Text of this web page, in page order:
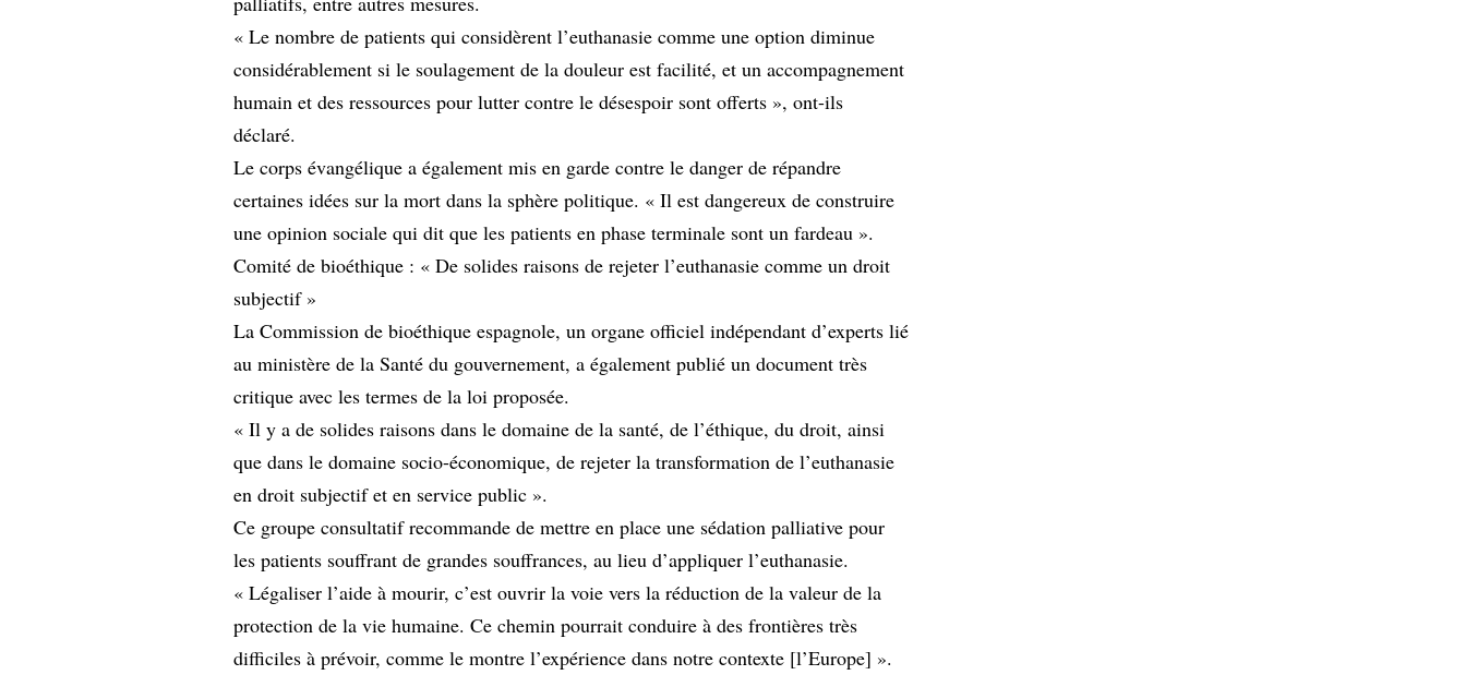
« Le nombre de patients qui considèrent l’euthanasie comme une option diminue
considérablement si le soulagement de la douleur est facilité, et un accompagnement
humain et des ressources pour lutter contre le désespoir sont offerts », ont-ils
déclaré.
Le corps évangélique a également mis en garde contre le danger de répandre
certaines idées sur la mort dans la sphère politique. « Il est dangereux de construire
une opinion sociale qui dit que les patients en phase terminale sont un fardeau ».
Comité de bioéthique : « De solides raisons de rejeter l’euthanasie comme un droit
subjectif »
La Commission de bioéthique espagnole, un organe officiel indépendant d’experts lié
au ministère de la Santé du gouvernement, a également publié un document très
critique avec les termes de la loi proposée.
« Il y a de solides raisons dans le domaine de la santé, de l’éthique, du droit, ainsi
que dans le domaine socio-économique, de rejeter la transformation de l’euthanasie
en droit subjectif et en service public ».
Ce groupe consultatif recommande de mettre en place une sédation palliative pour
les patients souffrant de grandes souffrances, au lieu d’appliquer l’euthanasie.
« Légaliser l’aide à mourir, c’est ouvrir la voie vers la réduction de la valeur de la
protection de la vie humaine. Ce chemin pourrait conduire à des frontières très
difficiles à prévoir, comme le montre l’expérience dans notre contexte [l’Europe] ».